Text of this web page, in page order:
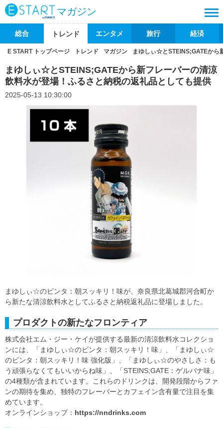
マガジン
総合 トレンド エンタメ 旅行 経済
E START トップページ トレンド マガジン まゆしぃ☆とSTEINS;GATEから
まゆしぃ☆とSTEINS;GATEから新フレーバーの清涼
飲料水が登場！ふるさと納税の返礼品としても提供
2025-05-13 10:30:00
まゆしぃ☆のビンタ：朝スッキリ！味が、奈良県北葛城郡河合町か
ら新たな清涼飲料水としてふるさと納税返礼品に登場しました。
プロダクトの新たなフロンティア
株式会社エム・ジー・ケイが提供する最新の清涼飲料水コレクショ
ンには、「まゆしぃ☆のビンタ：朝スッキリ！味」、「まゆしぃ☆
のビンタ：朝スッキリ！味 強化版」、「まゆしぃ☆のやさしさ：も
う頑張らなくてもいいからね味」、「STEINS;GATE：ゲルバナ味」
の4種類が含まれています。これらのドリンクは、開発段階からファ
ンの期待を集め、独特のフレーバーとカフェイン含有量で注目を集
めています。
オンラインショップ： https://nndrinks.com